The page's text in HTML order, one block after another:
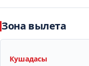
Путешествие из
международным.
Зона вылета
Кушадасы